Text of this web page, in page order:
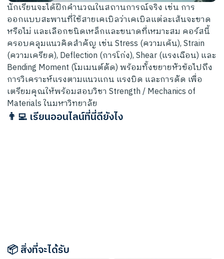
นักเรียนจะได้ฝึกคำนวณในสถานการณ์จริง เช่น การ
ออกแบบสะพานที่ใช้สายเคเบิลว่าเคเบิลแต่ละเส้นจะขาด
หรือไม่ และเลือกชนิดเหล็กและขนาดที่เหมาะสม คอร์สนี้
ครอบคลุมแนวคิดสำคัญ เช่น Stress (ความเค้น), Strain
(ความเครียด), Deflection (การโก่ง), Shear (แรงเฉือน) และ
Bending Moment (โมเมนต์ดัด) พร้อมทั้งขยายหัวข้อไปถึง
การวิเคราะห์แรงตามแนวแกน แรงบิด และการดัด เพื่อ
เตรียมคุณให้พร้อมสอบวิชา Strength / Mechanics of
Materials ในมหาวิทยาลัย
👨‍💻 เรียนออนไลน์ที่นี่ดียังไง
📦 สิ่งที่จะได้รับ